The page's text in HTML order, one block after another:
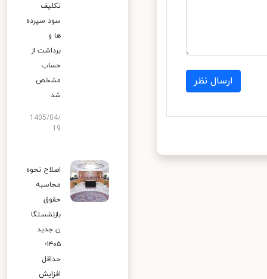
ارسال نظر
تکلیف
سود سپرده
ها و
برداشت از
حساب
مشخص
شد
1405/04/
19
اصلاح نحوه
محاسبه
حقوق
بازنشستگا
ن جدید
۱۴۰۵؛
حداقل
افزایش